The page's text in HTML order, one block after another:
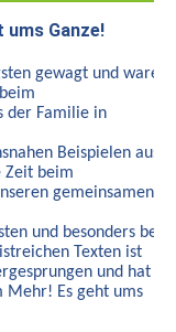
ums Ganze!
gewagt und waren
der Familie in
Beispielen aus
Zeit beim
gemeinsamen
und besonders bei
Texten ist
und hat
Mehr! Es geht ums